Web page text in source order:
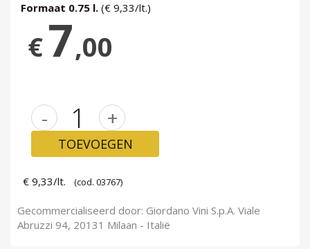
Formaat 0.75 l. (€ 9,33/lt.)
€7,00
- +
TOEVOEGEN
€ 9,33/lt. (cod. 03767)
Gecommercialiseerd door: Giordano Vini S.p.A. Viale
Abruzzi 94, 20131 Milaan - Italië